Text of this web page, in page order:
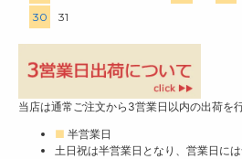
30
31
当店は通常ご注文から3営業日以内の出荷を
■ 半営業日
土日祝は半営業日となり、営業日に